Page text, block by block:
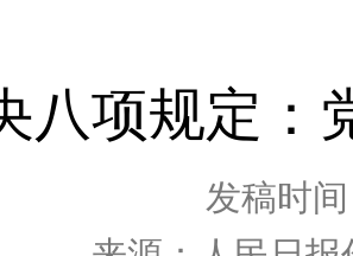
八项规定：
发稿时